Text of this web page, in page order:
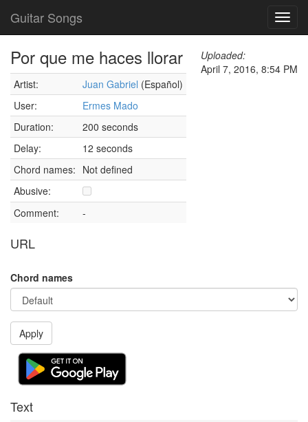
Guitar Songs
Por que me haces llorar
Artist: Juan Gabriel (Español)
User:
Ermes Mado
Duration:
200 seconds
Delay:
12 seconds
Chord names: Not defined
Abusive:
Comment:
-
URL
Uploaded:
April 7, 2016, 8:54 PM
Chord names
Apply
Text